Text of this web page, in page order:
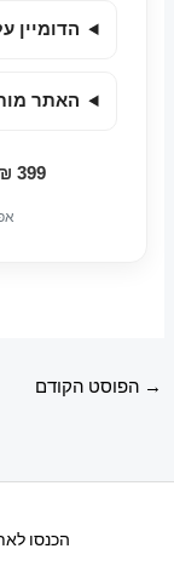
הדומיין
האתר
399 ₪ לחודש — ואתם בראש שקט.
→ הפוסט הקודם
הכנסו